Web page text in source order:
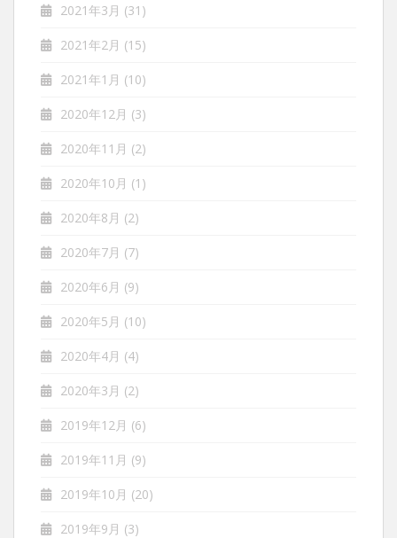
2021年3月 (31)
2021年2月 (15)
2021年1月 (10)
2020年12月 (3)
2020年11月 (2)
2020年10月 (1)
2020年8月 (2)
2020年7月 (7)
2020年6月 (9)
2020年5月 (10)
2020年4月 (4)
2020年3月 (2)
2019年12月 (6)
2019年11月 (9)
2019年10月 (20)
2019年9月 (3)